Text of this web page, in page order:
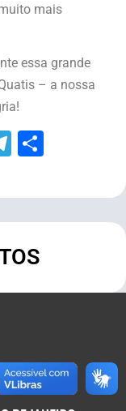
mais
essa grande
– a nossa
Telegram